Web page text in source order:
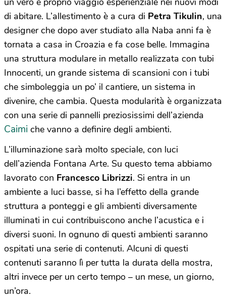
di abitare. L’allestimento è a cura di Petra Tikulin, una
designer che dopo aver studiato alla Naba anni fa è
tornata a casa in Croazia e fa cose belle. Immagina
una struttura modulare in metallo realizzata con tubi
Innocenti, un grande sistema di scansioni con i tubi
che simboleggia un po’ il cantiere, un sistema in
divenire, che cambia. Questa modularità è organizzata
con una serie di pannelli preziosissimi dell’azienda
Caimi che vanno a definire degli ambienti.
L’illuminazione sarà molto speciale, con luci
dell’azienda Fontana Arte. Su questo tema abbiamo
lavorato con Francesco Librizzi. Si entra in un
ambiente a luci basse, si ha l’effetto della grande
struttura a ponteggi e gli ambienti diversamente
illuminati in cui contribuiscono anche l’acustica e i
diversi suoni. In ognuno di questi ambienti saranno
ospitati una serie di contenuti. Alcuni di questi
contenuti saranno lì per tutta la durata della mostra,
altri invece per un certo tempo – un mese, un giorno,
un’ora.